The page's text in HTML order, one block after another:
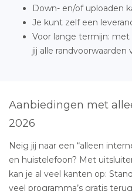
Down- en/of uploaden
Je kunt zelf een
Voor lange termijn:
jij alle randvoorwaarden
Aanbiedingen met
2026
Neig jij naar een “alleen
en huistelefoon? Met
kan je al veel kanten op:
veel programma’s gratis